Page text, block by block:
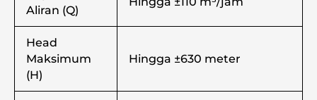
Aliran (Q)
Head
Maksimum
(H)
Hingga ±630 meter